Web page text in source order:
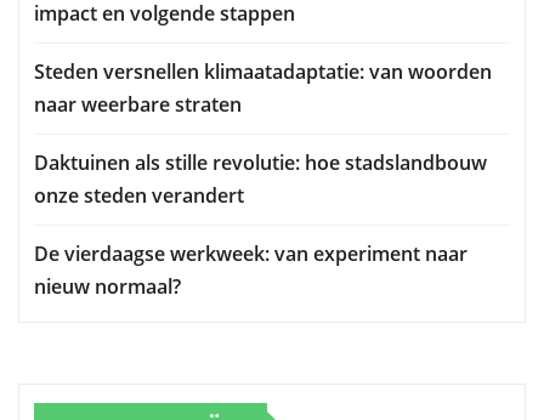
impact en volgende stappen
Steden versnellen klimaatadaptatie: van woorden
naar weerbare straten
Daktuinen als stille revolutie: hoe stadslandbouw
onze steden verandert
De vierdaagse werkweek: van experiment naar
nieuw normaal?